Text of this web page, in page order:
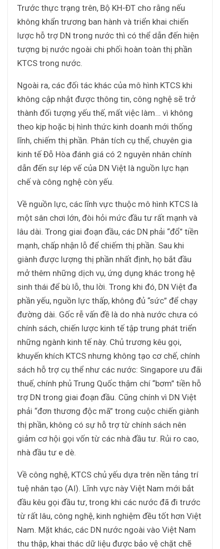
Trước thực trạng trên, Bộ KH-ĐT cho rằng nếu
không khẩn trương ban hành và triển khai chiến
lược hỗ trợ DN trong nước thì có thể dẫn đến hiện
tượng bị nước ngoài chi phối hoàn toàn thị phần
KTCS trong nước.
Ngoài ra, các đối tác khác của mô hình KTCS khi
không cập nhật được thông tin, công nghệ sẽ trở
thành đối tượng yếu thế, mất việc làm… vì không
theo kịp hoặc bị hình thức kinh doanh mới thống
lĩnh, chiếm thị phần. Phân tích cụ thể, chuyên gia
kinh tế Đỗ Hòa đánh giá có 2 nguyên nhân chính
dẫn đến sự lép vế của DN Việt là nguồn lực hạn
chế và công nghệ còn yếu.
Về nguồn lực, các lĩnh vực thuộc mô hình KTCS là
một sân chơi lớn, đòi hỏi mức đầu tư rất mạnh và
lâu dài. Trong giai đoạn đầu, các DN phải “đổ” tiền
mạnh, chấp nhận lỗ để chiếm thị phần. Sau khi
giành được lượng thị phần nhất định, họ bắt đầu
mở thêm những dịch vụ, ứng dụng khác trong hệ
sinh thái để bù lỗ, thu lời. Trong khi đó, DN Việt đa
phần yếu, nguồn lực thấp, không đủ “sức” để chạy
đường dài. Gốc rễ vấn đề là do nhà nước chưa có
chính sách, chiến lược kinh tế tập trung phát triển
những ngành kinh tế này. Chủ trương kêu gọi,
khuyến khích KTCS nhưng không tạo cơ chế, chính
sách hỗ trợ cụ thể như các nước: Singapore ưu đãi
thuế, chính phủ Trung Quốc thậm chí “bơm” tiền hỗ
trợ DN trong giai đoạn đầu. Cũng chính vì DN Việt
phải “đơn thương độc mã” trong cuộc chiến giành
thị phần, không có sự hỗ trợ từ chính sách nên
giảm cơ hội gọi vốn từ các nhà đầu tư. Rủi ro cao,
nhà đầu tư e dè.
Về công nghệ, KTCS chủ yếu dựa trên nền tảng trí
tuệ nhân tạo (AI). Lĩnh vực này Việt Nam mới bắt
đầu kêu gọi đầu tư, trong khi các nước đã đi trước
từ rất lâu, công nghệ, kinh nghiệm đều tốt hơn Việt
Nam. Mặt khác, các DN nước ngoài vào Việt Nam
thu thập, khai thác dữ liệu được bảo vệ chặt chẽ